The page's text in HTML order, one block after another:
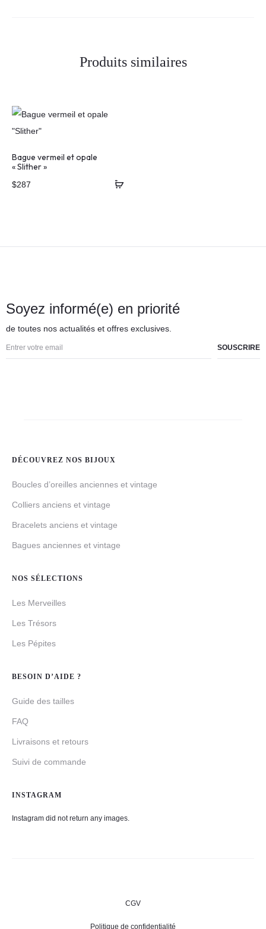
Produits similaires
Bague vermeil et opale
« Slither »
$287
Soyez informé(e) en priorité
de toutes nos actualités et offres exclusives.
DÉCOUVREZ NOS BIJOUX
Boucles d’oreilles anciennes et vintage
Colliers anciens et vintage
Bracelets anciens et vintage
Bagues anciennes et vintage
NOS SÉLECTIONS
Les Merveilles
Les Trésors
Les Pépites
BESOIN D’AIDE ?
Guide des tailles
FAQ
Livraisons et retours
Suivi de commande
INSTAGRAM
Instagram did not return any images.
CGV
Politique de confidentialité